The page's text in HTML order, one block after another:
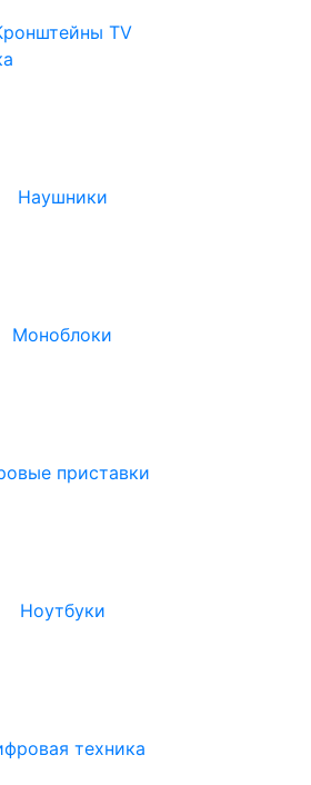
TV
Наушники
Моноблоки
приставки
Ноутбуки
техника